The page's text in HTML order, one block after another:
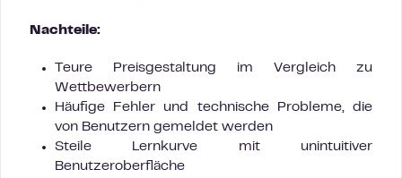
Nachteile:
Teure Preisgestaltung im Vergleich zu
Wettbewerbern
Häufige Fehler und technische Probleme, die
von Benutzern gemeldet werden
Steile Lernkurve mit unintuitiver
Benutzeroberfläche